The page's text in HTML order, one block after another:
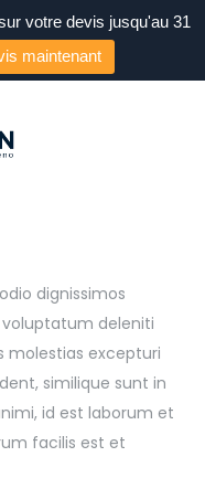
votre devis jusqu'au 31
maintenant
dignissimos
deleniti
molestias excepturi
similique sunt in
id est laborum et
facilis est et